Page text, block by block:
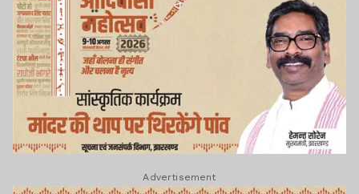
Advertisement